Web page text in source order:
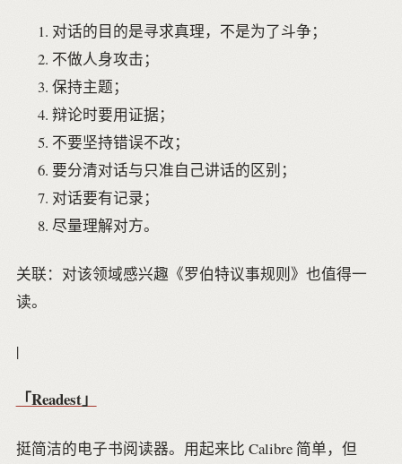
对话的目的是寻求真理，不是为了斗争；
不做人身攻击；
保持主题；
辩论时要用证据；
不要坚持错误不改；
要分清对话与只准自己讲话的区别；
对话要有记录；
尽量理解对方。
关联：对该领域感兴趣《罗伯特议事规则》也值得一
读。
|
「Readest」
挺简洁的电子书阅读器。用起来比 Calibre 简单，但